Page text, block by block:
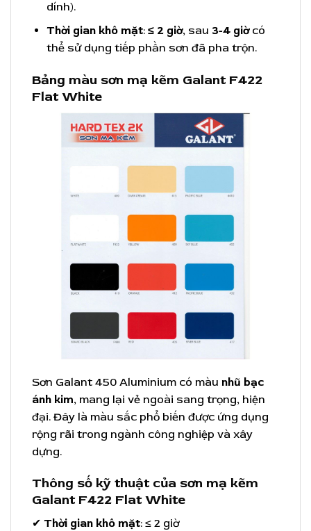
dính).
Thời gian khô mặt: ≤ 2 giờ, sau 3-4 giờcó
thể sử dụng tiếp phần sơn đã pha trộn.
Bảng màu sơn mạ kẽm Galant F422
Flat White
Sơn Galant 450 Aluminium có màu nhũ bạc
ánh kim, mang lại vẻ ngoài sang trọng, hiện
đại. Đây là màu sắc phổ biến được ứng dụng
rộng rãi trong ngành công nghiệp và xây
dựng.
Thông số kỹ thuật của sơn mạ kẽm
Galant F422 Flat White
✔ Thời gian khô mặt: ≤ 2 giờ